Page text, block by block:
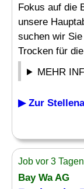
Fokus auf die
unsere
suchen wir
Trocken für
MEHR
▶ Zur
Job vor 3
Bay Wa AG